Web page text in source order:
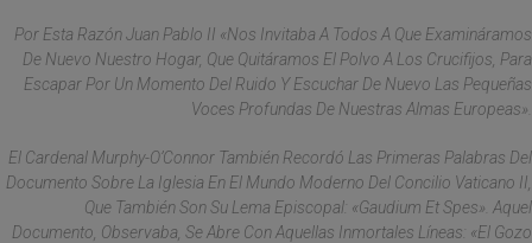
Por Esta Razón Juan Pablo II «nos Invitaba A Todos A Que Examináramos
De Nuevo Nuestro Hogar, Que Quitáramos El Polvo A Los Crucifijos, Para
Escapar Por Un Momento Del Ruido Y Escuchar De Nuevo Las Pequeñas
Voces Profundas De Nuestras Almas Europeas».
El Cardenal Murphy-O’Connor También Recordó Las Primeras Palabras Del
Documento Sobre La Iglesia En El Mundo Moderno Del Concilio Vaticano II,
Que También Son Su Lema Episcopal: «Gaudium Et Spes». Aquel
Documento, Observaba, Se Abre Con Aquellas Inmortales Líneas: «El Gozo